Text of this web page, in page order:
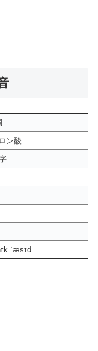
ン酸
ˈæsɪd